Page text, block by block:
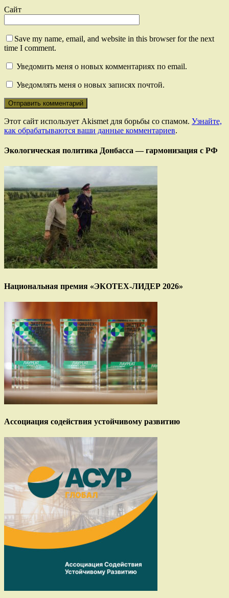
Сайт
Save my name, email, and website in this browser for the next
time I comment.
Уведомить меня о новых комментариях по email.
Уведомлять меня о новых записях почтой.
Этот сайт использует Akismet для борьбы со спамом. Узнайте,
как обрабатываются ваши данные комментариев.
Экологическая политика Донбасса — гармонизация с РФ
Национальная премия «ЭКОТЕХ-ЛИДЕР 2026»
Ассоциация содействия устойчивому развитию